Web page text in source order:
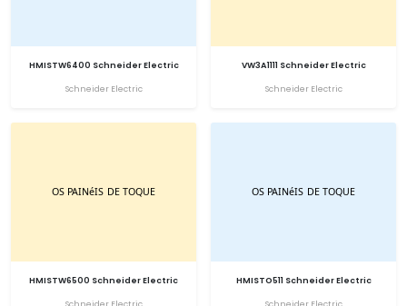
HMISTW6400 Schneider Electric
Schneider Electric
VW3A1111 Schneider Electric
Schneider Electric
HMISTW6500 Schneider Electric
Schneider Electric
HMISTO511 Schneider Electric
Schneider Electric